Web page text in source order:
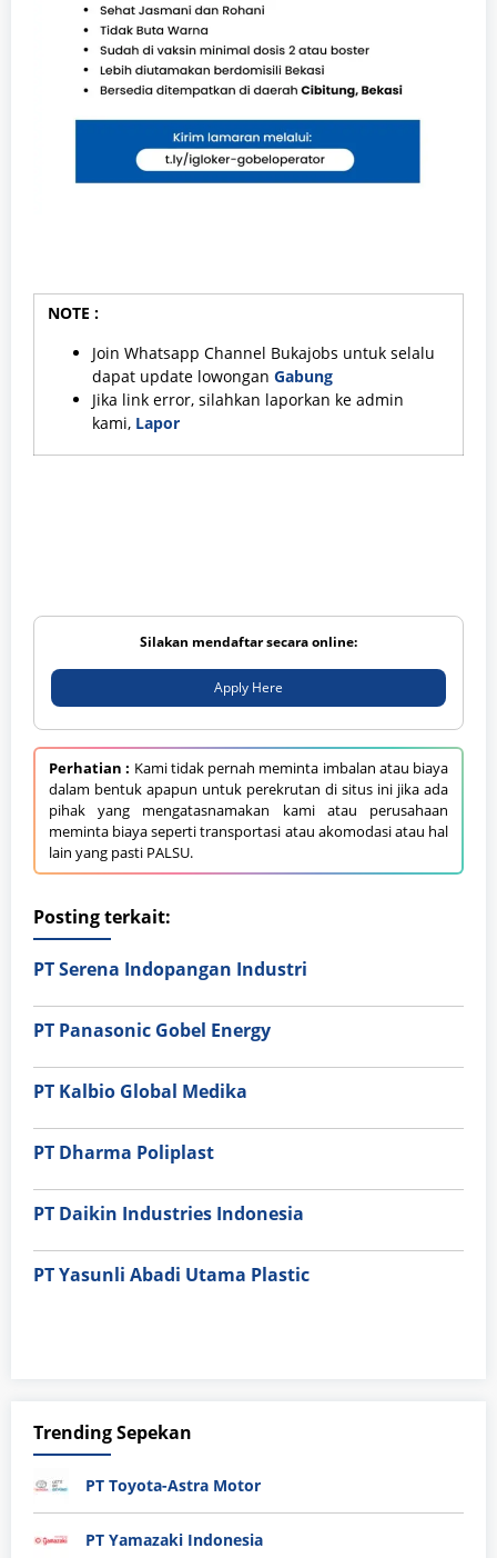
NOTE :
Join Whatsapp Channel Bukajobs untuk selalu
dapat update lowongan Gabung
Jika link error, silahkan laporkan ke admin
kami, Lapor
Silakan mendaftar secara online:
Apply Here
Perhatian : Kami tidak pernah meminta imbalan atau biaya
dalam bentuk apapun untuk perekrutan di situs ini jika ada
pihak yang mengatasnamakan kami atau perusahaan
meminta biaya seperti transportasi atau akomodasi atau hal
lain yang pasti PALSU.
Posting terkait:
PT Serena Indopangan Industri
PT Panasonic Gobel Energy
PT Kalbio Global Medika
PT Dharma Poliplast
PT Daikin Industries Indonesia
PT Yasunli Abadi Utama Plastic
Trending Sepekan
PT Toyota-Astra Motor
PT Yamazaki Indonesia